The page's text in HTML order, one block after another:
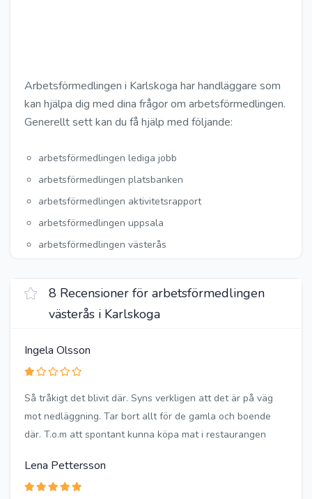
Arbetsförmedlingen i Karlskoga har handläggare som
kan hjälpa dig med dina frågor om arbetsförmedlingen.
Generellt sett kan du få hjälp med följande:
arbetsförmedlingen lediga jobb
arbetsförmedlingen platsbanken
arbetsförmedlingen aktivitetsrapport
arbetsförmedlingen uppsala
arbetsförmedlingen västerås
8 Recensioner för arbetsförmedlingen
västerås i Karlskoga
Ingela Olsson
Så tråkigt det blivit där. Syns verkligen att det är på väg
mot nedläggning. Tar bort allt för de gamla och boende
där. T.o.m att spontant kunna köpa mat i restaurangen
Lena Pettersson